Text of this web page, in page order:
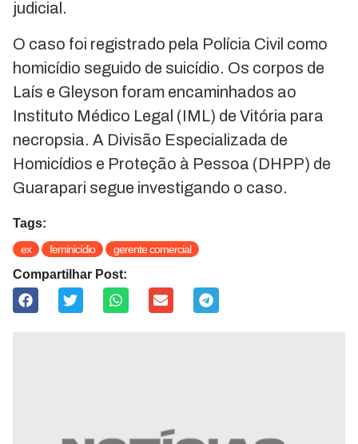
judicial.
O caso foi registrado pela Polícia Civil como
homicídio seguido de suicídio. Os corpos de
Laís e Gleyson foram encaminhados ao
Instituto Médico Legal (IML) de Vitória para
necropsia. A Divisão Especializada de
Homicídios e Proteção à Pessoa (DHPP) de
Guarapari segue investigando o caso.
Tags:
ex feminicídio gerente comercial
Compartilhar Post: